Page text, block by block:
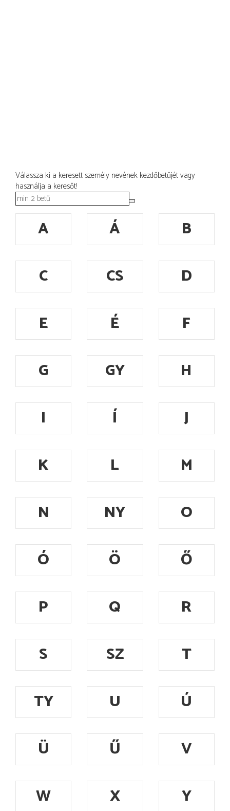
Válassza ki a keresett személy nevének kezdőbetűjét vagy
használja a keresőt!
A Á
B
C
CS
D
E
É
F
G
GY
H
I
Í
J
K
L
M
N
NY
O
Ó
Ö
Ő
P
Q
R
S
SZ
T
TY
U
Ú
Ü
Ű
V
W
X Y